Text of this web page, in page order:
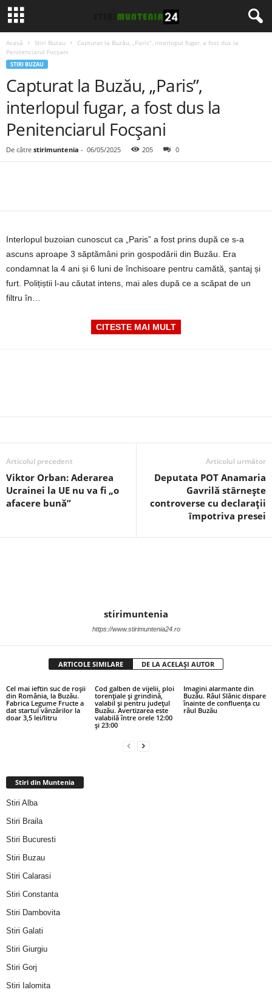
Acasă Stiri Buzau
Capturat la Buzău, „Paris”, interlopul fugar, a fost dus la
Penitenciarul Focșani
STIRI BUZAU
Capturat la Buzău, „Paris”,
interlopul fugar, a fost dus la
Penitenciarul Focșani
De către stirimuntenia - 06/05/2025 205 0
Interlopul buzoian cunoscut ca „Paris” a fost prins după ce s-a
ascuns aproape 3 săptămâni prin gospodării din Buzău. Era
condamnat la 4 ani și 6 luni de închisoare pentru camătă, șantaj și
furt. Polițiștii l-au căutat intens, mai ales după ce a scăpat de un
filtru în…
CITESTE MAI MULT
Articolul precedent
Viktor Orban: Aderarea
Ucrainei la UE nu va fi „o
afacere bună”
Articolul următor
Deputata POT Anamaria
Gavrilă stârnește
controverse cu declarații
împotriva presei
stirimuntenia
https://www.stirimuntenia24.ro
ARTICOLE SIMILARE DE LA ACELAȘI AUTOR
Cel mai ieftin suc de roșii
din România, la Buzău.
Fabrica Legume Fructe a
dat startul vânzărilor la
doar 3,5 lei/litru
Cod galben de vijelii, ploi
torențiale și grindină,
valabil și pentru județul
Buzău. Avertizarea este
valabilă între orele 12:00
și 23:00
Imagini alarmante din
Buzău. Râul Slănic dispare
înainte de confluența cu
râul Buzău
Stiri din Muntenia
Stiri Alba
Stiri Braila
Stiri Bucuresti
Stiri Buzau
Stiri Calarasi
Stiri Constanta
Stiri Dambovita
Stiri Galati
Stiri Giurgiu
Stiri Gorj
Stiri Ialomita